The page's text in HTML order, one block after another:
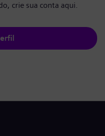
crie sua conta aqui.